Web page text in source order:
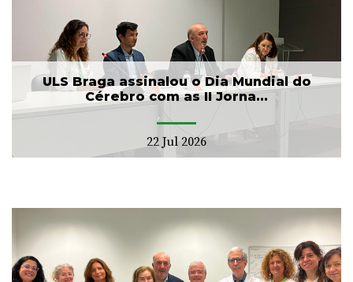
ULS Braga assinalou o Dia Mundial do
Cérebro com as II Jorna...
22 Jul 2026